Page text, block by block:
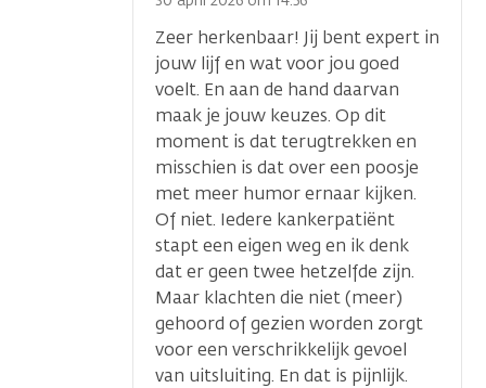
Zeer herkenbaar! Jij bent expert in
jouw lijf en wat voor jou goed
voelt. En aan de hand daarvan
maak je jouw keuzes. Op dit
moment is dat terugtrekken en
misschien is dat over een poosje
met meer humor ernaar kijken.
Of niet. Iedere kankerpatiënt
stapt een eigen weg en ik denk
dat er geen twee hetzelfde zijn.
Maar klachten die niet (meer)
gehoord of gezien worden zorgt
voor een verschrikkelijk gevoel
van uitsluiting. En dat is pijnlijk.